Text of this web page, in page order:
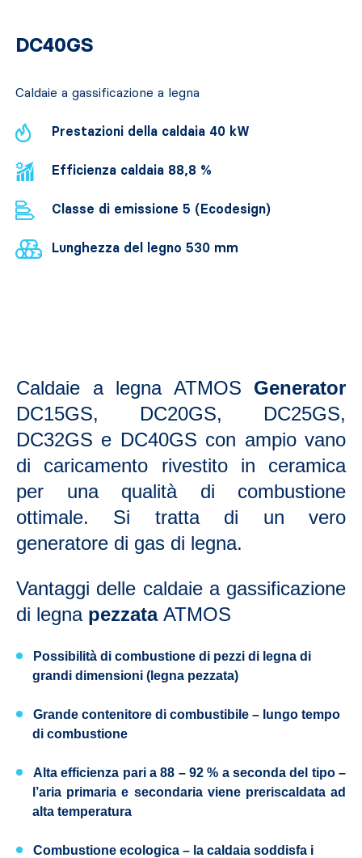
DC40GS
Caldaie a gassificazione a legna
Prestazioni della caldaia 40 kW
Efficienza caldaia 88,8 %
Classe di emissione 5 (Ecodesign)
Lunghezza del legno 530 mm
Caldaie a legna ATMOS Generator
DC15GS,
DC20GS, DC25GS,
DC32GS e DC40GS con ampio vano
di caricamento rivestito in ceramica
per una qualità di combustione
ottimale. Si tratta di un vero
generatore di gas di legna.
Vantaggi delle caldaie a gassificazione
di legna pezzata ATMOS
Possibilità di combustione di pezzi di legna di
grandi dimensioni (legna pezzata)
Grande contenitore di combustibile – lungo tempo
di combustione
Alta efficienza pari a 88 – 92 % a seconda del tipo –
l’aria primaria e secondaria viene preriscaldata ad
alta temperatura
Combustione ecologica – la caldaia soddisfa i